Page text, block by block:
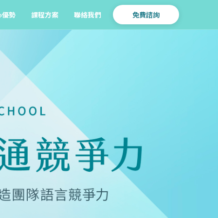
優勢 課程方案 聯絡我們 免費諮詢